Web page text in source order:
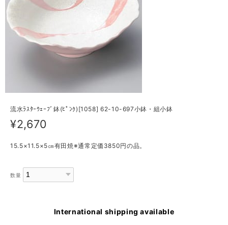
流水ﾗｽﾀｰｳｪｰﾌﾞ鉢(ﾋﾟﾝｸ)[1058] 62-10-697小鉢・組小鉢
¥2,670
15.5×11.5×5㎝有田焼※通常定価3850円の品。
数量
International shipping available